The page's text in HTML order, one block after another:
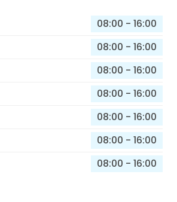
08:00 - 16:00
08:00 - 16:00
08:00 - 16:00
08:00 - 16:00
08:00 - 16:00
08:00 - 16:00
08:00 - 16:00